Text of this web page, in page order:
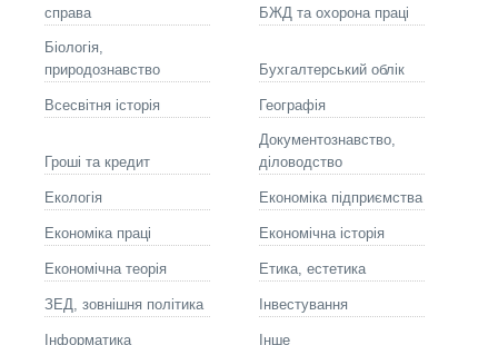
справа
БЖД та охорона праці
Біологія,
природознавство
Бухгалтерський облік
Всесвітня історія Географія
Гроші та кредит
Документознавство,
діловодство
Екологія Економіка підприємства
Економіка праці Економічна історія
Економічна теорія Етика, естетика
ЗЕД, зовнішня політика Інвестування
Інформатика Інше